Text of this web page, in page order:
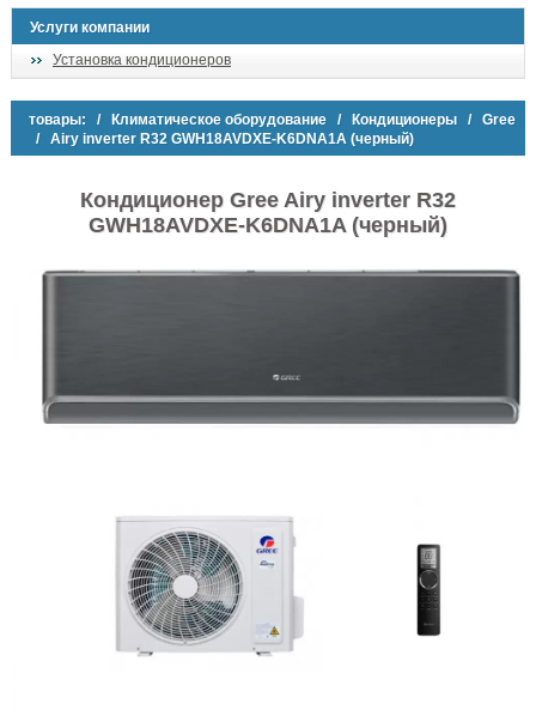
Услуги компании
Установка кондиционеров
товары: / Климатическое оборудование / Кондиционеры / Gree
/ Airy inverter R32 GWH18AVDXE-K6DNA1A (черный)
Кондиционер Gree Airy inverter R32
GWH18AVDXE-K6DNA1A (черный)